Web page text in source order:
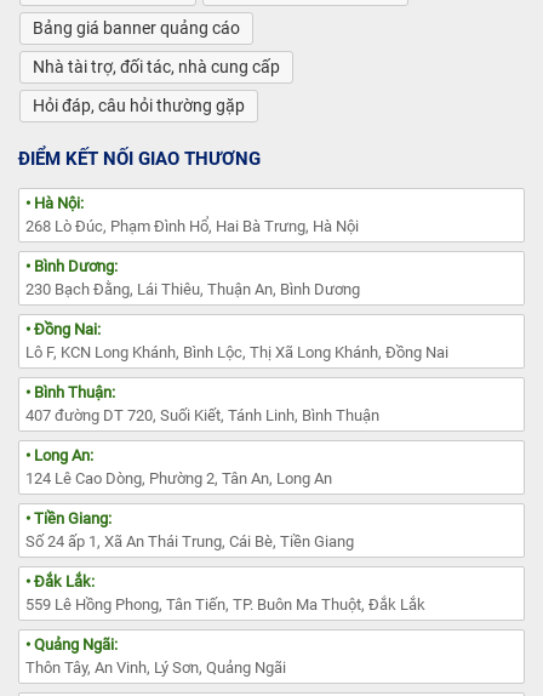
Bảng giá banner quảng cáo
Nhà tài trợ, đối tác, nhà cung cấp
Hỏi đáp, câu hỏi thường gặp
ĐIỂM KẾT NỐI GIAO THƯƠNG
• Hà Nội:
268 Lò Đúc, Phạm Đình Hổ, Hai Bà Trưng, Hà Nội
• Bình Dương:
230 Bạch Đằng, Lái Thiêu, Thuận An, Bình Dương
• Đồng Nai:
Lô F, KCN Long Khánh, Bình Lộc, Thị Xã Long Khánh, Đồng Nai
• Bình Thuận:
407 đường DT 720, Suối Kiết, Tánh Linh, Bình Thuận
• Long An:
124 Lê Cao Dòng, Phường 2, Tân An, Long An
• Tiền Giang:
Số 24 ấp 1, Xã An Thái Trung, Cái Bè, Tiền Giang
• Đắk Lắk:
559 Lê Hồng Phong, Tân Tiến, TP. Buôn Ma Thuột, Đắk Lắk
• Quảng Ngãi:
Thôn Tây, An Vinh, Lý Sơn, Quảng Ngãi